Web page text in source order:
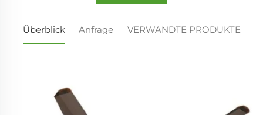
Überblick Anfrage VERWANDTE PRODUKTE